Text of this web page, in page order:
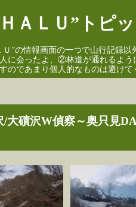
ＡＬＵ”トピ
”の情報画面の一つで山行記録
に会ったよ、②林道が通れるよう
のであまり個人的なものは避けて
/大磧沢W偵察～奥只見